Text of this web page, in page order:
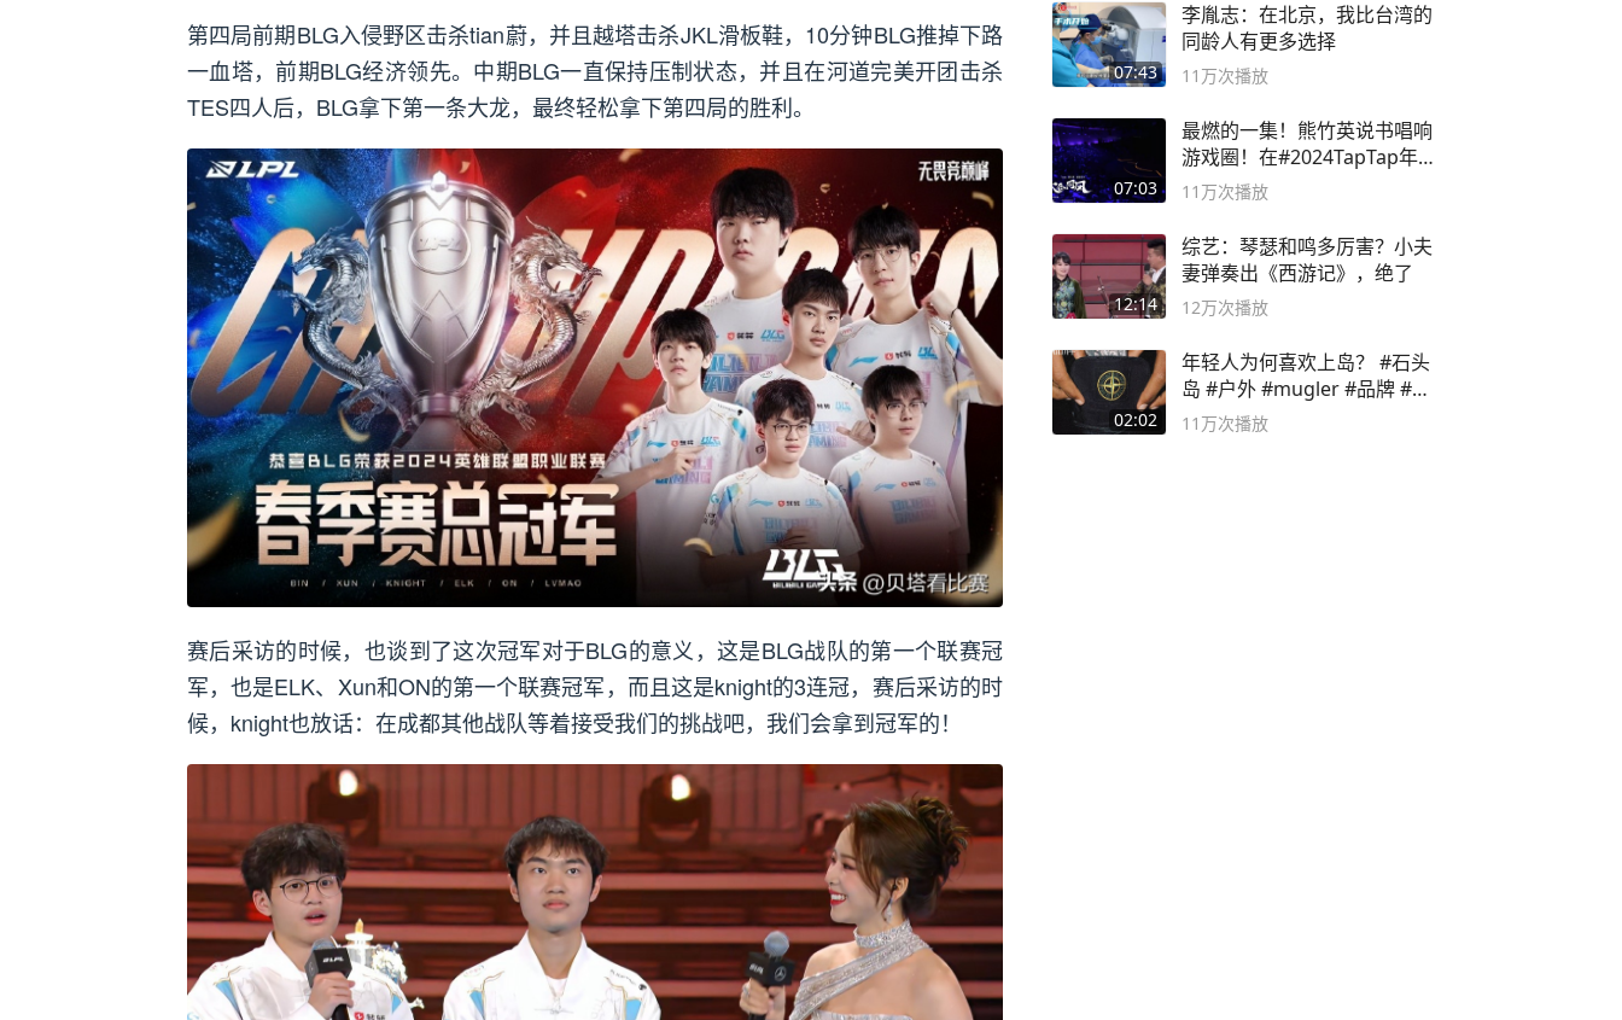
第四局前期BLG入侵野区击杀tian蔚，并且越塔击杀JKL滑板鞋，10分钟BLG推掉下路
一血塔，前期BLG经济领先。中期BLG一直保持压制状态，并且在河道完美开团击杀
TES四人后，BLG拿下第一条大龙，最终轻松拿下第四局的胜利。
赛后采访的时候，也谈到了这次冠军对于BLG的意义，这是BLG战队的第一个联赛冠
军，也是ELK、Xun和ON的第一个联赛冠军，而且这是knight的3连冠，赛后采访的时
候，knight也放话：在成都其他战队等着接受我们的挑战吧，我们会拿到冠军的！
07:43
李胤志：在北京，我比台湾的
同龄人有更多选择
11万次播放
07:03
最燃的一集！熊竹英说书唱响
游戏圈！在#2024TapTap年
度游戏大赏
11万次播放
12:14
综艺：琴瑟和鸣多厉害？小夫
妻弹奏出《西游记》，绝了
12万次播放
02:02
年轻人为何喜欢上岛？ #石头
岛 #户外 #mugler #品牌 #足
球流氓
11万次播放